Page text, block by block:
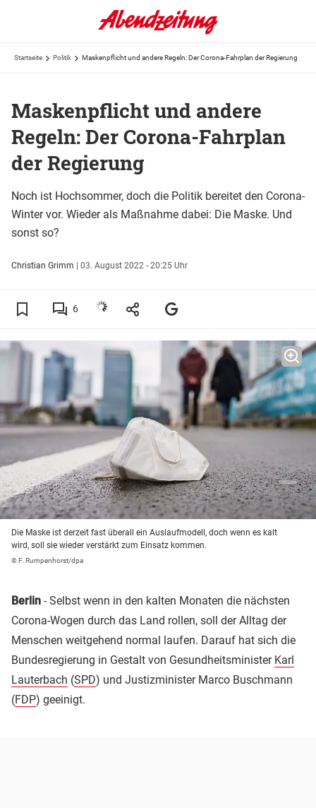
Startseite Politik Maskenpflicht und andere Regeln: Der Corona-Fahrplan der Regierung
Maskenpflicht und andere
Regeln: Der Corona-Fahrplan
der Regierung
Noch ist Hochsommer, doch die Politik bereitet den Corona-
Winter vor. Wieder als Maßnahme dabei: Die Maske. Und
sonst so?
Christian Grimm | 03. August 2022 - 20:25 Uhr
6
Die Maske ist derzeit fast überall ein Auslaufmodell, doch wenn es kalt
wird, soll sie wieder verstärkt zum Einsatz kommen.
© F. Rumpenhorst/dpa
Berlin - Selbst wenn in den kalten Monaten die nächsten
Corona-Wogen durch das Land rollen, soll der Alltag der
Menschen weitgehend normal laufen. Darauf hat sich die
Bundesregierung in Gestalt von Gesundheitsminister Karl
Lauterbach (SPD) und Justizminister Marco Buschmann
(FDP) geeinigt.